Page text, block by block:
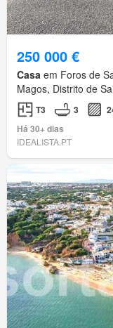
250 000 €
Casa em Foros de
Magos, Distrito de
T3 3
Há 30+ dias
IDEALISTA.PT